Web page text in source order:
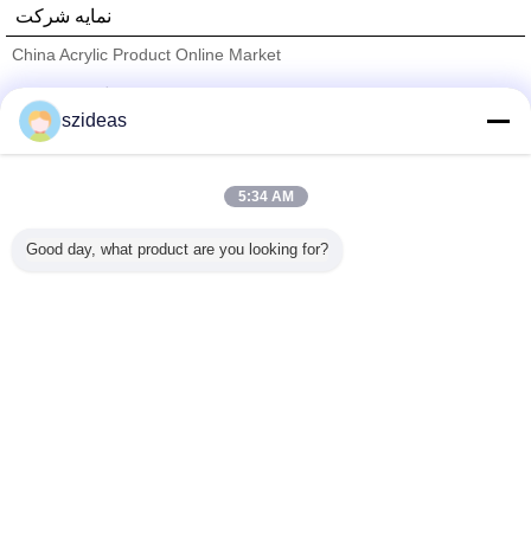
نمایه شرکت
China Acrylic Product Online Market
Trust Seal
همه محصولات
szideas
5:34 AM
Good day, what product are you looking for?